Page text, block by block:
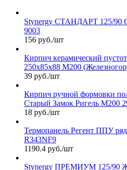
Stynergy СТАНДАРТ 125/90
9003
156 руб./шт
Кирпич керамический
250х85х88 М200
39 руб./шт
Кирпич ручной формовки
Старый Замок Ригель М200
18 руб./шт
Термопанель Регент ППУ
R343NF9
1190.4 руб./шт
Stynergy ПРЕМИУМ 125/90